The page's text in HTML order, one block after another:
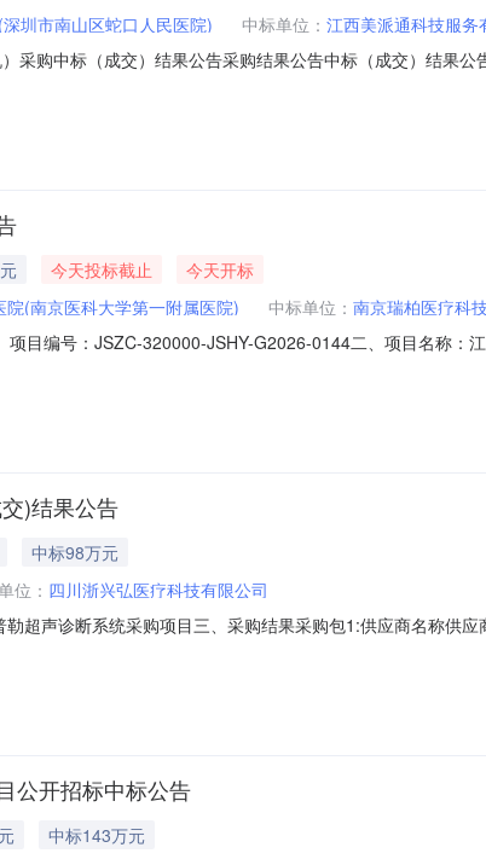
圳市南山区蛇口人民医院) 中标单位： 江西美派通科技服务
采购中标（成交）结果公告采购结果公告中标（成交）结果
品牌（如有）规格型号数量中标（成交）金额（元）彩色多普
今天投标截止
今天开标
院(南京医科大学第一附属医院) 中标单位： 南京瑞柏医疗科
目编号：JSZC-320000-JSHY-G2026-0144二、项目名称：
物类名称：彩色多普勒超声诊断系统品牌：三星型号：XR20
)结果公告
中标98万元
位： 四川浙兴弘医疗科技有限公司
超声诊断系统采购项目三、采购结果采购包1:供应商名称供
单位）单价(元)A02329900A02329900其他医疗设备彩色多普
公开招标中标公告
中标143万元